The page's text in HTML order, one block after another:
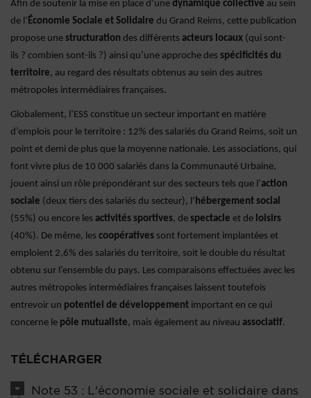
Afin de soutenir la mise en place d’une dynamique collective au sein
de l’Économie Sociale et Solidaire du Grand Reims, cette publication
propose une structuration des différents acteurs locaux (qui sont-
ils ? combien sont-ils ?) ainsi qu’une approche des spécificités du
territoire, au regard des résultats obtenus au sein des autres
métropoles intermédiaires françaises.
Globalement, l’ESS constitue un secteur important en matière
d’emplois pour le territoire : 12% des salariés du Grand Reims, soit un
point et demi de plus que la moyenne nationale. Les associations, qui
font vivre plus de 10 000 salariés dans la Communauté Urbaine,
jouent ainsi un rôle prépondérant sur des secteurs tels que l’action
sociale (deux tiers des salariés du secteur), l’hébergement social
(55%) ou encore les activités sportives, de spectacle et de loisirs
(40%). De même, les coopératives sont fortement implantées et
emploient 2,6% des salariés du territoire, soit le double du résultat
obtenu sur l’ensemble du pays. Les comparaisons effectuées avec les
autres métropoles intermédiaires françaises laissent toutefois
entrevoir un potentiel de développement important en ce qui
concerne le pôle mutualiste, mais également au niveau associatif.
TÉLÉCHARGER
Note 53 : L'économie sociale et solidaire dans